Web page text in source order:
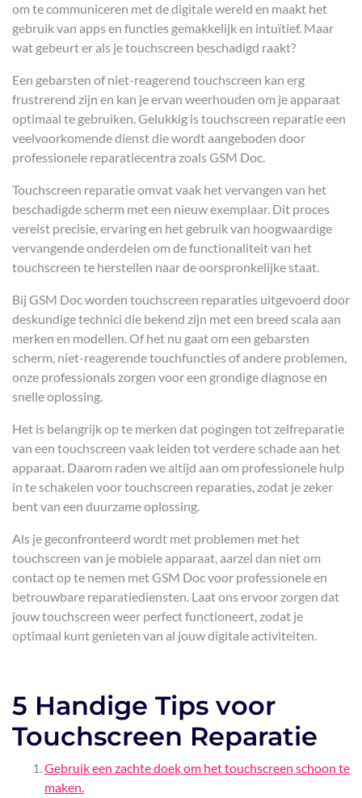
om te communiceren met de digitale wereld en maakt het
gebruik van apps en functies gemakkelijk en intuïtief. Maar
wat gebeurt er als je touchscreen beschadigd raakt?
Een gebarsten of niet-reagerend touchscreen kan erg
frustrerend zijn en kan je ervan weerhouden om je apparaat
optimaal te gebruiken. Gelukkig is touchscreen reparatie een
veelvoorkomende dienst die wordt aangeboden door
professionele reparatiecentra zoals GSM Doc.
Touchscreen reparatie omvat vaak het vervangen van het
beschadigde scherm met een nieuw exemplaar. Dit proces
vereist precisie, ervaring en het gebruik van hoogwaardige
vervangende onderdelen om de functionaliteit van het
touchscreen te herstellen naar de oorspronkelijke staat.
Bij GSM Doc worden touchscreen reparaties uitgevoerd door
deskundige technici die bekend zijn met een breed scala aan
merken en modellen. Of het nu gaat om een gebarsten
scherm, niet-reagerende touchfuncties of andere problemen,
onze professionals zorgen voor een grondige diagnose en
snelle oplossing.
Het is belangrijk op te merken dat pogingen tot zelfreparatie
van een touchscreen vaak leiden tot verdere schade aan het
apparaat. Daarom raden we altijd aan om professionele hulp
in te schakelen voor touchscreen reparaties, zodat je zeker
bent van een duurzame oplossing.
Als je geconfronteerd wordt met problemen met het
touchscreen van je mobiele apparaat, aarzel dan niet om
contact op te nemen met GSM Doc voor professionele en
betrouwbare reparatiediensten. Laat ons ervoor zorgen dat
jouw touchscreen weer perfect functioneert, zodat je
optimaal kunt genieten van al jouw digitale activiteiten.
5 Handige Tips voor
Touchscreen Reparatie
Gebruik een zachte doek om het touchscreen schoon te
maken.